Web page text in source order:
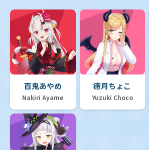
百鬼あやめ
Nakiri Ayame
癒月ちょこ
Yuzuki Choco